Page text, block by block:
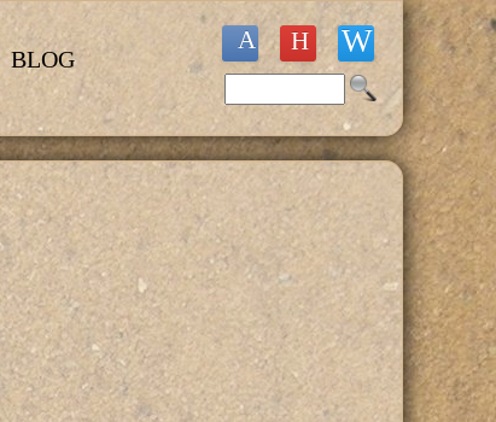
BLOG
Formulario de búsqueda